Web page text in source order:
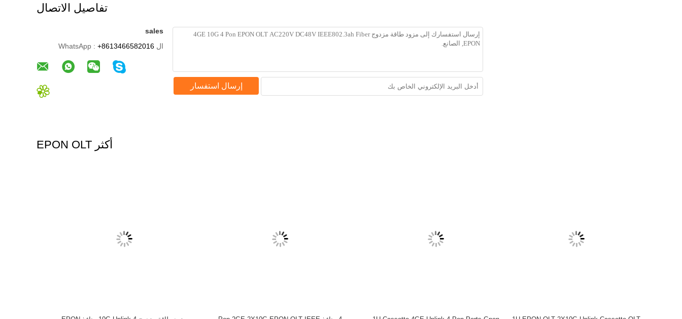
تفاصيل الاتصال
sales
ال WhatsApp : +8613466582016
إرسال استفسار
أكثر EPON OLT